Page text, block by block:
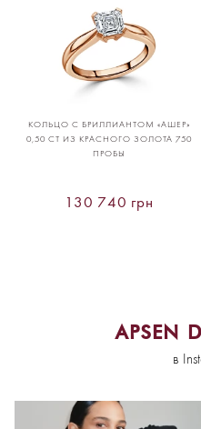
КОЛЬЦО С БРИЛЛИАНТОМ «АШЕР»
0,50 CT ИЗ КРАСНОГО ЗОЛОТА 750
ПРОБЫ
130 740 грн
APSEN
в